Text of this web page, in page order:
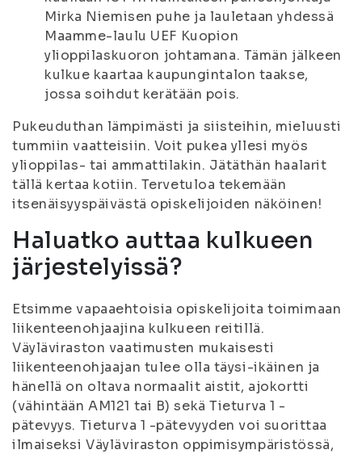
Mirka Niemisen puhe ja lauletaan yhdessä
Maamme-laulu UEF Kuopion
ylioppilaskuoron johtamana. Tämän jälkeen
kulkue kaartaa kaupungintalon taakse,
jossa soihdut kerätään pois.
Pukeuduthan lämpimästi ja siisteihin, mieluusti
tummiin vaatteisiin. Voit pukea yllesi myös
ylioppilas- tai ammattilakin. Jätäthän haalarit
tällä kertaa kotiin. Tervetuloa tekemään
itsenäisyyspäivästä opiskelijoiden näköinen!
Haluatko auttaa kulkueen
järjestelyissä?
Etsimme vapaaehtoisia opiskelijoita toimimaan
liikenteenohjaajina kulkueen reitillä.
Väyläviraston vaatimusten mukaisesti
liikenteenohjaajan tulee olla täysi-ikäinen ja
hänellä on oltava normaalit aistit, ajokortti
(vähintään AM121 tai B) sekä Tieturva 1 -
pätevyys. Tieturva 1 -pätevyyden voi suorittaa
ilmaiseksi Väyläviraston oppimisympäristössä,